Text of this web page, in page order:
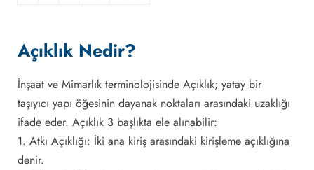
Açıklık Nedir?
İnşaat ve Mimarlık terminolojisinde Açıklık; yatay bir
taşıyıcı yapı öğesinin dayanak noktaları arasındaki uzaklığı
ifade eder. Açıklık 3 başlıkta ele alınabilir:
1. Atkı Açıklığı: İki ana kiriş arasındaki kirişleme açıklığına
denir.